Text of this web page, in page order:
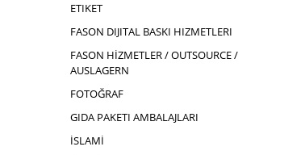
ETIKET
FASON DIJITAL BASKI HIZMETLERI
FASON HİZMETLER / OUTSOURCE /
AUSLAGERN
FOTOĞRAF
GIDA PAKETI AMBALAJLARI
İSLAMİ